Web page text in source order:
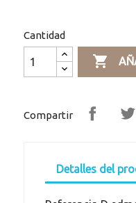
Cantidad

Compartir
Detalles del